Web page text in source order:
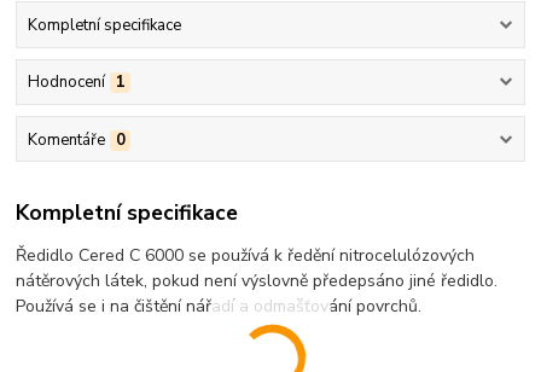
Kompletní specifikace
Hodnocení 1
Komentáře 0
Kompletní specifikace
Ředidlo Cered C 6000 se používá k ředění nitrocelulózových
nátěrových látek, pokud není výslovně předepsáno jiné ředidlo.
Používá se i na čištění nářadí a odmašťování povrchů.